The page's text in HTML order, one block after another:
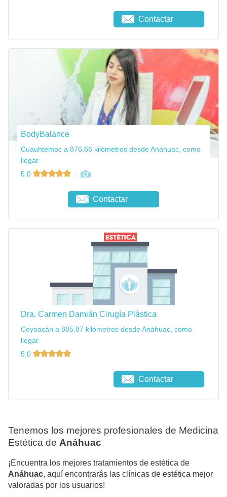
Contactar
BodyBalance
Cuauhtémoc a 876.66 kilómetros desde Anáhuac, como
llegar
5,0
Contactar
Dra. Carmen Damián Cirugía Plástica
Coyoacán a 885.87 kilómetros desde Anáhuac, como
llegar
5,0
Contactar
Tenemos los mejores profesionales de Medicina
Estética de Anáhuac
¡Encuentra los mejores tratamientos de estética de
Anáhuac, aquí encontrarás las clínicas de estética mejor
valoradas por los usuarios!